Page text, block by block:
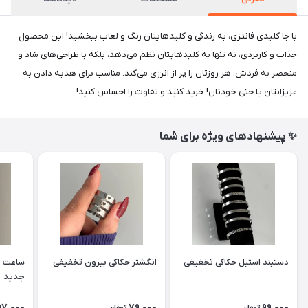
با جا کلیدی فانتزی، به زندگی و کلیدهایتان رنگ و لعاب ببخشید! این محصول
جذاب و کاربردی، نه تنها به کلیدهایتان نظم می‌دهد، بلکه با طراحی‌های شاد و
منحصر به فردش، هر روزتان را پر از انرژی می‌کند. مناسب برای هدیه دادن به
عزیزانتان یا حتی خودتان! خرید کنید و تفاوت را احساس کنید!
✨ پیشنهادهای ویژه برای شما
دستبند استیل حکاکی تخفیفی انگشتر حکاکی بیرون تخفیفی
ساعت
جدید